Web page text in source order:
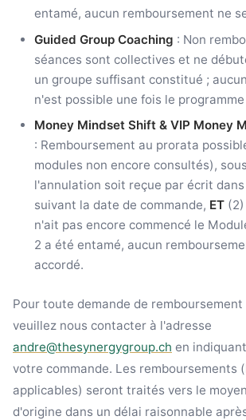
entamé, aucun remboursement ne
Guided Group Coaching : Non
séances sont collectives et ne
un groupe suffisant constitué ;
n'est possible une fois le
Money Mindset Shift & VIP Money
: Remboursement au prorata
modules non encore consultés),
l'annulation soit reçue par écrit
suivant la date de commande, ET
n'ait pas encore commencé le
2 a été entamé, aucun
accordé.
Pour toute demande de
veuillez nous contacter à l'adresse
andre@thesynergygroup.ch en
votre commande. Les remboursements
applicables) seront traités vers le
d'origine dans un délai raisonnable